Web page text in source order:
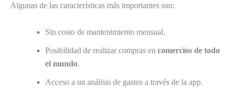
Algunas de las características más importantes son:
Sin costo de mantenimiento mensual.
Posibilidad de realizar compras en comercios de todo
el mundo.
Acceso a un análisis de gastos a través de la app.